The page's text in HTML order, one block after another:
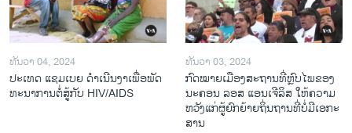
ທັນວາ 04, 2024
ປະ​ເທດ ແຊມ​ເບຍ ດຳ​ເນີນ​ງາ​ເພື່ອ​ພັດ​
ທະ​ນາ​ການ​ຕໍ່​ສູ້​ກັບ​ HIV/AIDS
ທັນວາ 03, 2024
ກົດ​ໝາຍ​ເມືອງ​ສະ​ຖານ​ທີ່ຫຼົບ​ໄພ​ຂອງ​
ນະ​ຄອນ ລອ​ສ ແອນ​ເຈີ​ລິ​ສ ໃຫ້​ຄວາມ​
ຫວັງ​ແກ່​ຜູ້​ຍົກ​ຍ້າຍ​ຖິ່ນ​ຖານ​ທີ່ບໍ່​ມີ​ເອ​ກະ​
ສານ